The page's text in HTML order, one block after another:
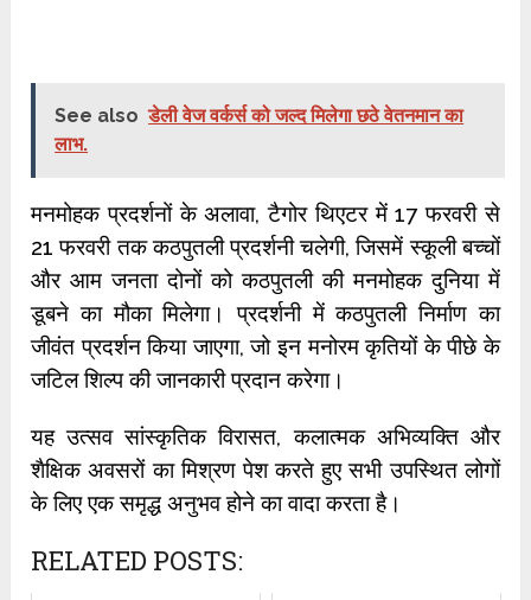
See also डेली वेज वर्कर्स को जल्द मिलेगा छठे वेतनमान का
लाभ.
मनमोहक प्रदर्शनों के अलावा, टैगोर थिएटर में 17 फरवरी से
21 फरवरी तक कठपुतली प्रदर्शनी चलेगी, जिसमें स्कूली बच्चों
और आम जनता दोनों को कठपुतली की मनमोहक दुनिया में
डूबने का मौका मिलेगा। प्रदर्शनी में कठपुतली निर्माण का
जीवंत प्रदर्शन किया जाएगा, जो इन मनोरम कृतियों के पीछे के
जटिल शिल्प की जानकारी प्रदान करेगा।
यह उत्सव सांस्कृतिक विरासत, कलात्मक अभिव्यक्ति और
शैक्षिक अवसरों का मिश्रण पेश करते हुए सभी उपस्थित लोगों
के लिए एक समृद्ध अनुभव होने का वादा करता है।
RELATED POSTS: